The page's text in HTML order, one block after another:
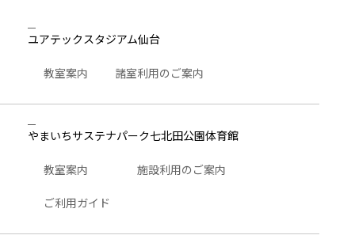
ユアテックスタジアム仙台
教室案内 諸室利用のご案内
やまいちサステナパーク七北田公園体育館
教室案内 施設利用のご案内
ご利用ガイド